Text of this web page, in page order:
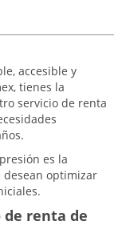
accesible y
tienes la
servicio de renta
es la
desean optimizar
renta de